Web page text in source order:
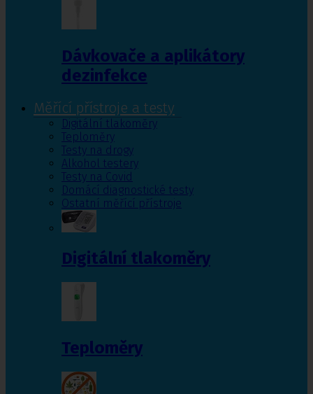
Dávkovače a aplikátory
dezinfekce
Měřící přístroje a testy
Digitální tlakoměry
Teploměry
Testy na drogy
Alkohol testery
Testy na Covid
Domácí diagnostické testy
Ostatní měřící přístroje
Digitální tlakoměry
Teploměry